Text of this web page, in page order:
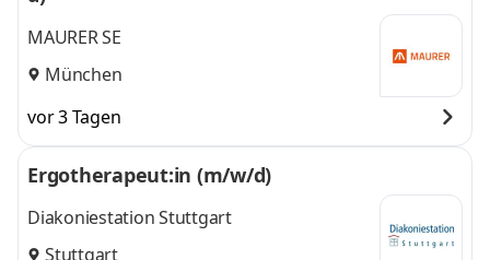
MAURER SE
München
vor 3 Tagen
Ergotherapeut:in (m/w/d)
Diakoniestation Stuttgart
Stuttgart